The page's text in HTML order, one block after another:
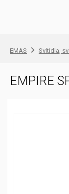
EMAS Svítidla,
EMPIRE